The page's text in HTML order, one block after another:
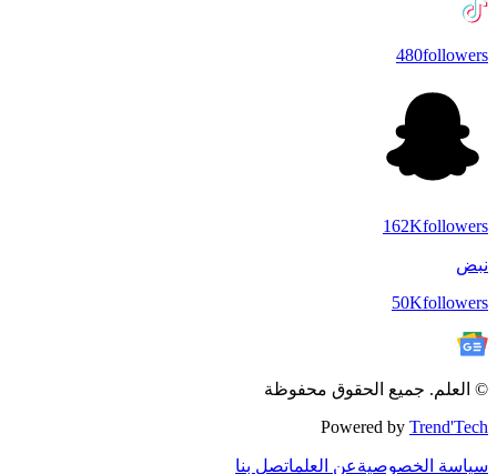
480followers
162Kfollowers
نبض
50Kfollowers
© العلم. جميع الحقوق محفوظة
Powered by Trend'Tech
سياسة الخصوصيةعن العلماتصل بنا